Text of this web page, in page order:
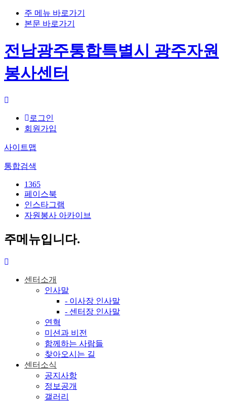
주 메뉴 바로가기
본문 바로가기
전남광주통합특별시 광주자원
봉사센터
로그인
회원가입
사이트맵
통합검색
1365
페이스북
인스타그램
자원봉사 아카이브
주메뉴입니다.
센터소개
인사말
- 이사장 인사말
- 센터장 인사말
연혁
미션과 비전
함께하는 사람들
찾아오시는 길
센터소식
공지사항
정보공개
갤러리